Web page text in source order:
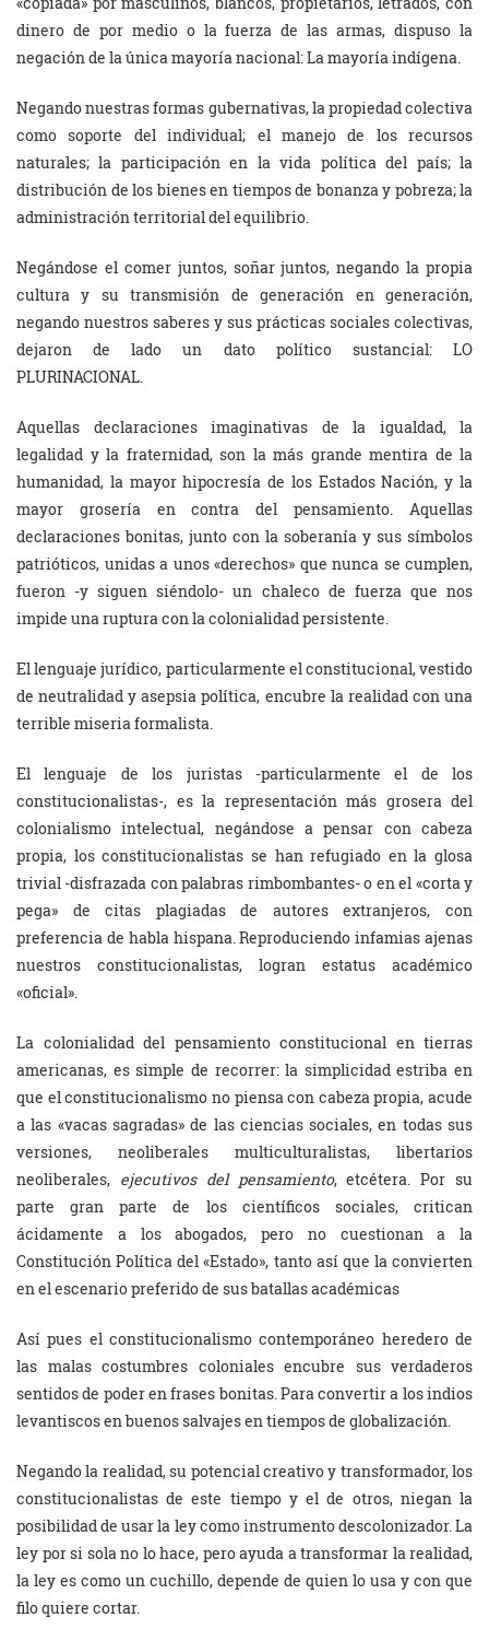
dinero de por medio o la fuerza de las armas, dispuso la
negación de la única mayoría nacional: La mayoría indígena.
Negando nuestras formas gubernativas, la propiedad colectiva
como soporte del individual; el manejo de los recursos
naturales; la participación en la vida política del país; la
distribución de los bienes en tiempos de bonanza y pobreza; la
administración territorial del equilibrio.
Negándose el comer juntos, soñar juntos, negando la propia
cultura y su transmisión de generación en generación,
negando nuestros saberes y sus prácticas sociales colectivas,
dejaron de lado un dato político sustancial: LO
PLURINACIONAL.
Aquellas declaraciones imaginativas de la igualdad, la
legalidad y la fraternidad, son la más grande mentira de la
humanidad, la mayor hipocresía de los Estados Nación, y la
mayor grosería en contra del pensamiento. Aquellas
declaraciones bonitas, junto con la soberanía y sus símbolos
patrióticos, unidas a unos «derechos» que nunca se cumplen,
fueron -y siguen siéndolo- un chaleco de fuerza que nos
impide una ruptura con la colonialidad persistente.
El lenguaje jurídico, particularmente el constitucional, vestido
de neutralidad y asepsia política, encubre la realidad con una
terrible miseria formalista.
El lenguaje de los juristas -particularmente el de los
constitucionalistas-, es la representación más grosera del
colonialismo intelectual, negándose a pensar con cabeza
propia, los constitucionalistas se han refugiado en la glosa
trivial -disfrazada con palabras rimbombantes- o en el «corta y
pega» de citas plagiadas de autores extranjeros, con
preferencia de habla hispana. Reproduciendo infamias ajenas
nuestros constitucionalistas, logran estatus académico
«oficial».
La colonialidad del pensamiento constitucional en tierras
americanas, es simple de recorrer: la simplicidad estriba en
que el constitucionalismo no piensa con cabeza propia, acude
a las «vacas sagradas» de las ciencias sociales, en todas sus
versiones, neoliberales multiculturalistas, libertarios
neoliberales, ejecutivos del pensamiento, etcétera. Por su
parte gran parte de los científicos sociales, critican
ácidamente a los abogados, pero no cuestionan a la
Constitución Política del «Estado», tanto así que la convierten
en el escenario preferido de sus batallas académicas
Así pues el constitucionalismo contemporáneo heredero de
las malas costumbres coloniales encubre sus verdaderos
sentidos de poder en frases bonitas. Para convertir a los indios
levantiscos en buenos salvajes en tiempos de globalización.
Negando la realidad, su potencial creativo y transformador, los
constitucionalistas de este tiempo y el de otros, niegan la
posibilidad de usar la ley como instrumento descolonizador. La
ley por si sola no lo hace, pero ayuda a transformar la realidad,
la ley es como un cuchillo, depende de quien lo usa y con que
filo quiere cortar.